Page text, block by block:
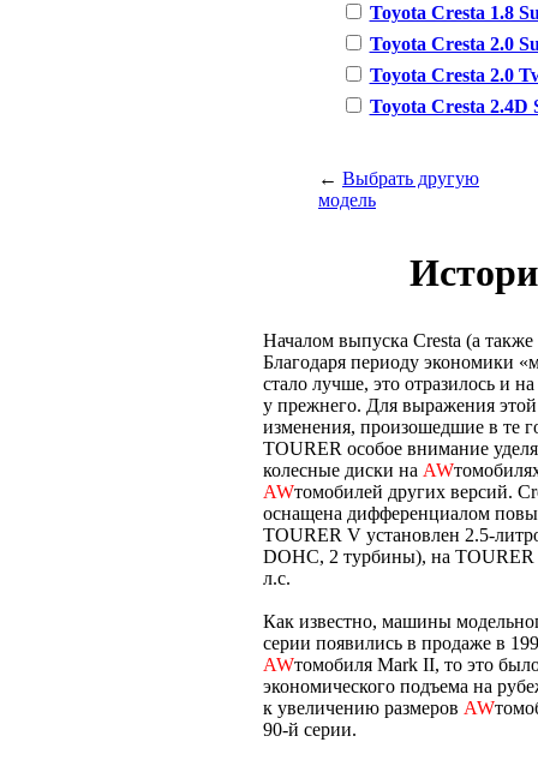
Toyota Cresta 1.8
Toyota Cresta 2.0
Toyota Cresta 2.0
Toyota Cresta 2.4D
← Выбрать другую
модель
Началом выпуска Cresta (а
Благодаря периоду экономики
стало лучше, это отразилось и
у прежнего. Для выражения
изменения, произошедшие в те
TOURER особое внимание
колесные диски на AW
AWтомобилей других версий.
оснащена дифференциалом
TOURER V установлен 2.5-
DOHC, 2 турбины), на
л.с.
Как известно, машины
серии появились в продаже в
AWтомобиля Mark II, то это
экономического подъема на
к увеличению размеров AW
90-й серии.